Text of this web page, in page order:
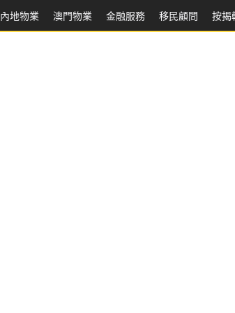
內地物業 澳門物業 金融服務 移民顧問 按揭